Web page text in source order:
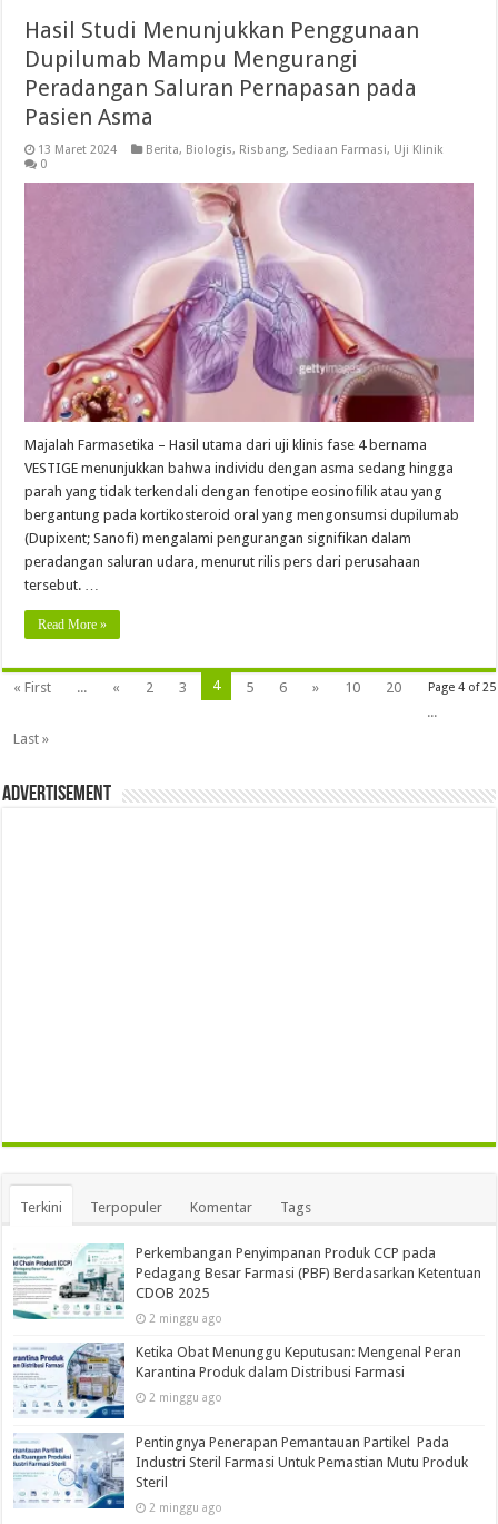
Hasil Studi Menunjukkan Penggunaan
Dupilumab Mampu Mengurangi
Peradangan Saluran Pernapasan pada
Pasien Asma
13 Maret 2024 Berita, Biologis, Risbang, Sediaan Farmasi, Uji Klinik
0
Majalah Farmasetika – Hasil utama dari uji klinis fase 4 bernama
VESTIGE menunjukkan bahwa individu dengan asma sedang hingga
parah yang tidak terkendali dengan fenotipe eosinofilik atau yang
bergantung pada kortikosteroid oral yang mengonsumsi dupilumab
(Dupixent; Sanofi) mengalami pengurangan signifikan dalam
peradangan saluran udara, menurut rilis pers dari perusahaan
tersebut. …
Read More »
Page 4 of 25
« First ... « 2 3 4 5 6 » 10
20
...
Last »
Advertisement
Terkini Terpopuler Komentar Tags
Perkembangan Penyimpanan Produk CCP pada
Pedagang Besar Farmasi (PBF) Berdasarkan Ketentuan
CDOB 2025
2 minggu ago
Ketika Obat Menunggu Keputusan: Mengenal Peran
Karantina Produk dalam Distribusi Farmasi
2 minggu ago
Pentingnya Penerapan Pemantauan Partikel Pada
Industri Steril Farmasi Untuk Pemastian Mutu Produk
Steril
2 minggu ago